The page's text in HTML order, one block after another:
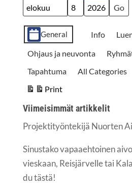
Month
Day
Year
Event
Cate­
go­
ries
General Info
Ohjaus ja neuvonta
Tapahtuma
All Categories
Print
View
Vii­mei­sim­mät artikkelit
Pro­jek­ti­työn­te­ki­jä Nuor­ten
Sinus­ta­ko vapaa­eh­toi­nen
vies­kaan, Reis­jär­vel­le tai
du tästä!